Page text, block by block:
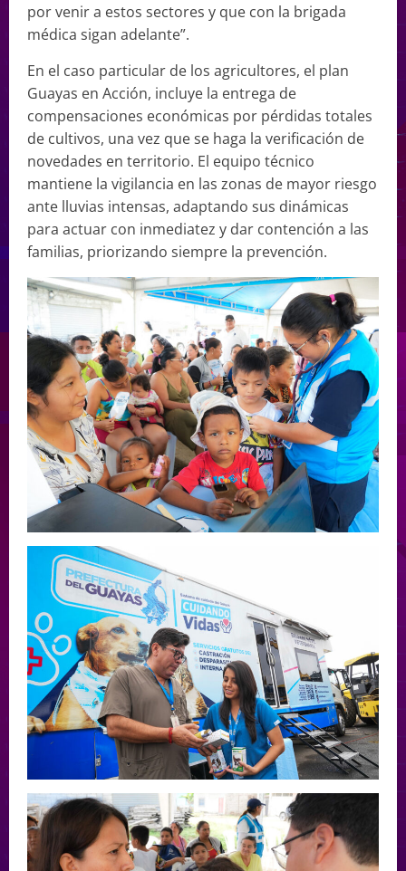
por venir a estos sectores y que con la brigada
médica sigan adelante”.
En el caso particular de los agricultores, el plan
Guayas en Acción, incluye la entrega de
compensaciones económicas por pérdidas totales
de cultivos, una vez que se haga la verificación de
novedades en territorio. El equipo técnico
mantiene la vigilancia en las zonas de mayor riesgo
ante lluvias intensas, adaptando sus dinámicas
para actuar con inmediatez y dar contención a las
familias, priorizando siempre la prevención.